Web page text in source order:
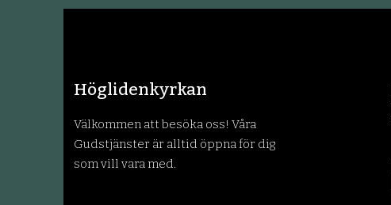
Höglidenkyrkan
Välkommen att besöka oss! Våra
Gudstjänster är alltid öppna för dig
som vill vara med.